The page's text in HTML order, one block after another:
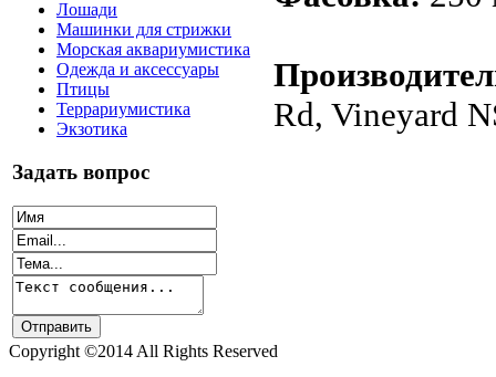
Лошади
Машинки для стрижки
Морская аквариумистика
Одежда и аксессуары
Птицы
Террариумистика
Экзотика
Задать вопрос
Rd, Vineyard
Copyright ©2014 All Rights Reserved